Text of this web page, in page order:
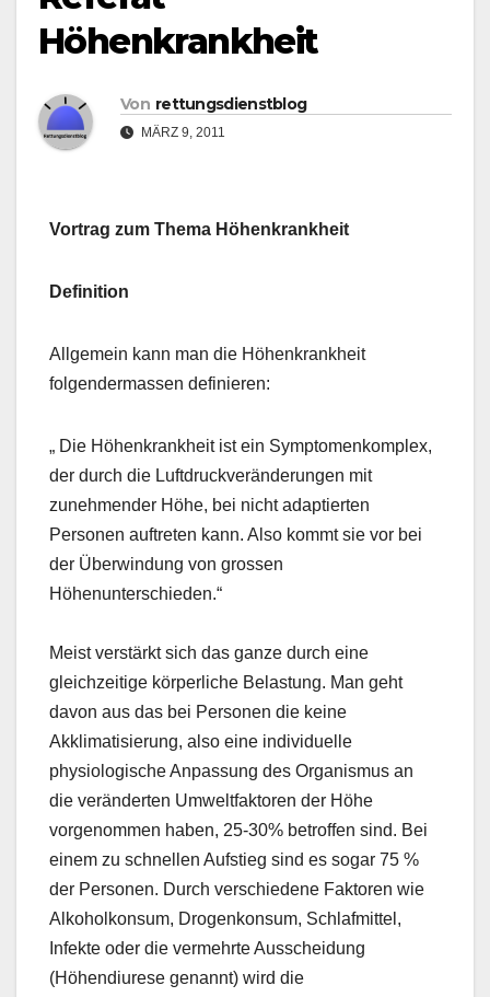
Höhenkrankheit
Von rettungsdienstblog
MÄRZ 9, 2011
Vortrag zum Thema Höhenkrankheit
Definition
Allgemein kann man die Höhenkrankheit
folgendermassen definieren:
„ Die Höhenkrankheit ist ein Symptomenkomplex,
der durch die Luftdruckveränderungen mit
zunehmender Höhe, bei nicht adaptierten
Personen auftreten kann. Also kommt sie vor bei
der Überwindung von grossen
Höhenunterschieden.“
Meist verstärkt sich das ganze durch eine
gleichzeitige körperliche Belastung. Man geht
davon aus das bei Personen die keine
Akklimatisierung, also eine individuelle
physiologische Anpassung des Organismus an
die veränderten Umweltfaktoren der Höhe
vorgenommen haben, 25-30% betroffen sind. Bei
einem zu schnellen Aufstieg sind es sogar 75 %
der Personen. Durch verschiedene Faktoren wie
Alkoholkonsum, Drogenkonsum, Schlafmittel,
Infekte oder die vermehrte Ausscheidung
(Höhendiurese genannt) wird die